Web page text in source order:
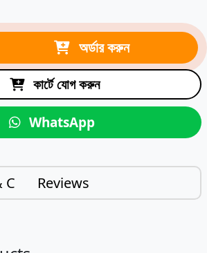
অর্ডার করুন
কার্টে যোগ করুন
WhatsApp
C Reviews